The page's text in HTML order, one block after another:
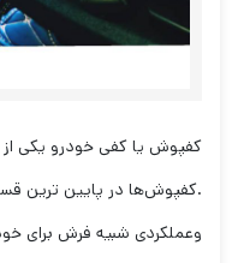
کفپوش یا کفی خودرو یکی
.کفپوش‌ها در پایین ترین
وعملکردی شبیه فرش برای